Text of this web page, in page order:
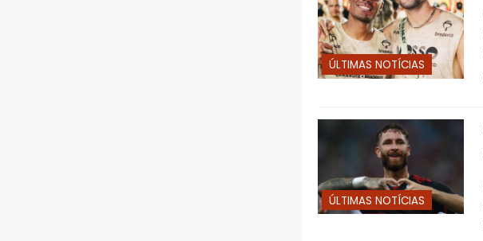
ÚLTIMAS NOTÍCIAS
ÚLTIMAS NOTÍCIAS